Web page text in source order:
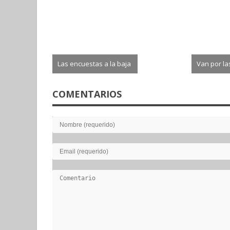
Las encuestas a la baja Van por
COMENTARIOS